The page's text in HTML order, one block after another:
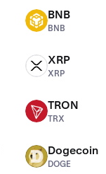
BNB BNB
BNB
XRP XRP
XRP
TRX TRON
TRX
DOGE Dogecoin
DOGE